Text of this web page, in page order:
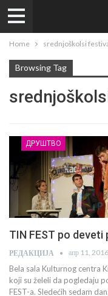
Home srednjoškolsi
Browsing Tag
ДРУШТВО
TIN FEST po deveti
РЕДАКЦИЈА апр 11, 2016
Bela sala Kulturnog centra
koji su želeli da pogledaju
FEST-a. Sledećih sedam